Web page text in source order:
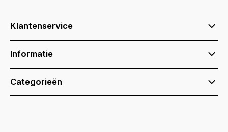
Klantenservice
Informatie
Categorieën